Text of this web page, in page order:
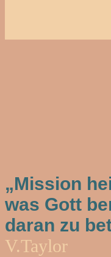
„Mission
was Gott
daran zu
V.Taylor